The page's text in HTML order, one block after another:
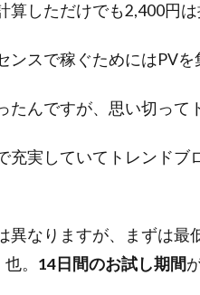
算しただけでも2,400円
ンスで稼ぐためにはPVを
たんですが、思い切って
充実していてトレンド
異なりますが、まずは最
。 14日間のお試し期間